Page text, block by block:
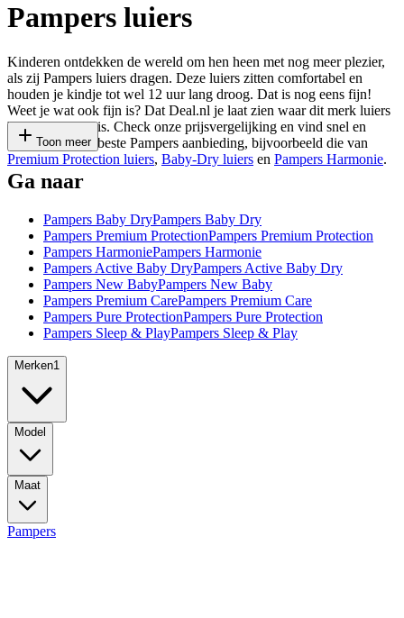
Pampers luiers
Kinderen ontdekken de wereld om hen heen met nog meer plezier,
als zij Pampers luiers dragen. Deze luiers zitten comfortabel en
houden je kindje tot wel 12 uur lang droog. Dat is nog eens fijn!
Weet je wat ook fijn is? Dat Deal.nl je laat zien waar dit merk luiers
het goedkoopst is. Check onze prijsvergelijking en vind snel en
gemakkelijk de beste Pampers aanbieding, bijvoorbeeld die van
Premium Protection luiers, Baby-Dry luiers en Pampers Harmonie.
Toon meer
Ga naar
Pampers Baby DryPampers Baby Dry
Pampers Premium ProtectionPampers Premium Protection
Pampers HarmoniePampers Harmonie
Pampers Active Baby DryPampers Active Baby Dry
Pampers New BabyPampers New Baby
Pampers Premium CarePampers Premium Care
Pampers Pure ProtectionPampers Pure Protection
Pampers Sleep & PlayPampers Sleep & Play
Merken1
Model
Maat
Pampers